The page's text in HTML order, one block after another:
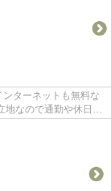
ターネットも無料な
なので通勤や休日の